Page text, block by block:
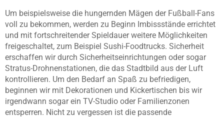
Um beispielsweise die hungernden Mägen der Fußball-Fans
voll zu bekommen, werden zu Beginn Imbissstände errichtet
und mit fortschreitender Spieldauer weitere Möglichkeiten
freigeschaltet, zum Beispiel Sushi-Foodtrucks. Sicherheit
erschaffen wir durch Sicherheitseinrichtungen oder sogar
Stratus-Drohnenstationen, die das Stadtbild aus der Luft
kontrollieren. Um den Bedarf an Spaß zu befriedigen,
beginnen wir mit Dekorationen und Kickertischen bis wir
irgendwann sogar ein TV-Studio oder Familienzonen
entsperren. Nicht zu vergessen ist die passende